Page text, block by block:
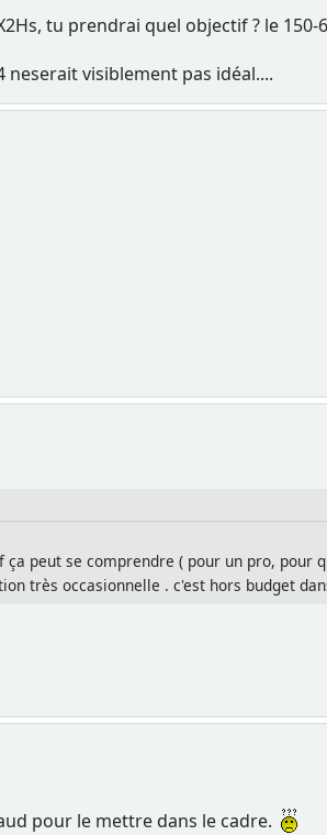
tu prendrai quel objectif ? le 150-
neserait visiblement pas idéal....
peut se comprendre ( pour un pro,
très occasionnelle . c'est hors budget
pour le mettre dans le cadre.